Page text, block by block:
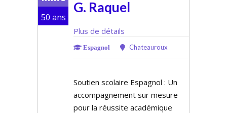
50 ans
G. Raquel
Plus de détails
Espagnol Chateauroux
Soutien scolaire Espagnol : Un
accompagnement sur mesure
pour la réussite académique